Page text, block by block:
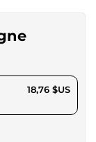
18,76 $US